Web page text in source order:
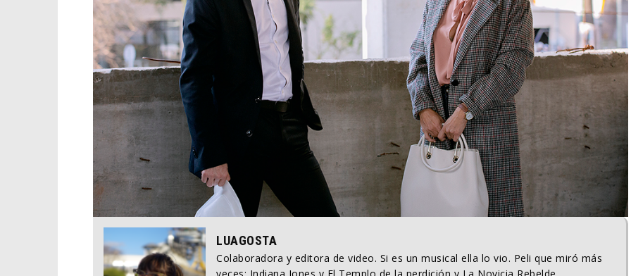
LUAGOSTA
Colaboradora y editora de video. Si es un musical ella lo vio. Peli que miró más